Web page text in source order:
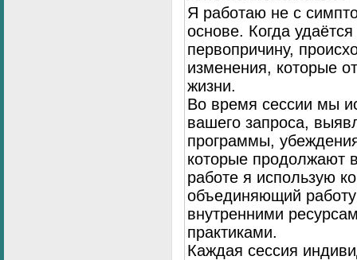
Я работаю не с
основе. Когда
первопричину,
изменения, которые
жизни.
Во время сессии мы
вашего запроса,
программы,
которые продолжают
работе я использую
объединяющий
внутренними
практиками.
Каждая сессия